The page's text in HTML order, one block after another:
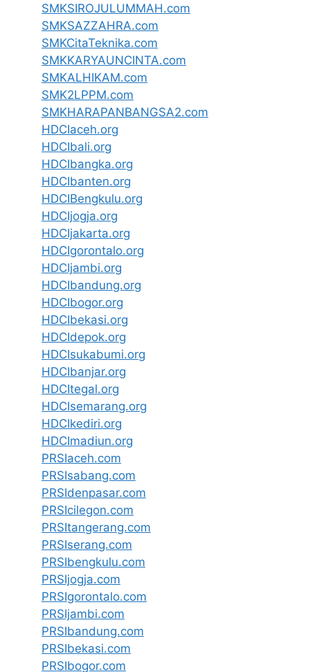
SMKSIROJULUMMAH.com
SMKSAZZAHRA.com
SMKCitaTeknika.com
SMKKARYAUNCINTA.com
SMKALHIKAM.com
SMK2LPPM.com
SMKHARAPANBANGSA2.com
HDCIaceh.org
HDCIbali.org
HDCIbangka.org
HDCIbanten.org
HDCIBengkulu.org
HDCIjogja.org
HDCIjakarta.org
HDCIgorontalo.org
HDCIjambi.org
HDCIbandung.org
HDCIbogor.org
HDCIbekasi.org
HDCIdepok.org
HDCIsukabumi.org
HDCIbanjar.org
HDCItegal.org
HDCIsemarang.org
HDCIkediri.org
HDCImadiun.org
PRSIaceh.com
PRSIsabang.com
PRSIdenpasar.com
PRSIcilegon.com
PRSItangerang.com
PRSIserang.com
PRSIbengkulu.com
PRSIjogja.com
PRSIgorontalo.com
PRSIjambi.com
PRSIbandung.com
PRSIbekasi.com
PRSIbogor.com